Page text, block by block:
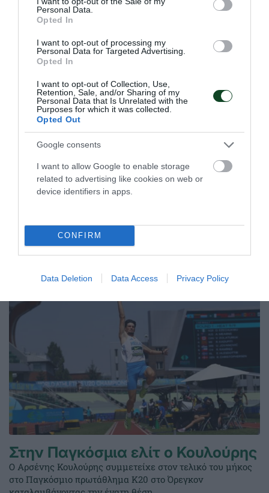
Personal Data.
Opted In
I want to opt-out of processing my
Personal Data for Targeted Advertising.
Opted In
I want to opt-out of Collection, Use,
Retention, Sale, and/or Sharing of my
Personal Data that Is Unrelated with the
Purposes for which it was collected.
Opted Out
Google consents
I want to allow Google to enable storage
related to advertising like cookies on web or
device identifiers in apps.
CONFIRM
Data Deletion Data Access Privacy Policy
Με Θέμελη η Εθνική Ομάδα
Τοξοβολίας για τους
Μεσογειακούς αγώνες
Ο Παναγιώτης Θέμελης του Παναθηναϊκού είναι στην
αποστολή της Εθνικής Ομάδας Τοξοβολίας για τους
Μεσογειακούς αγώνες.
ΤΕΛΕΥΤΑΙΑ ΝΕΑ
Στην Παγκόσμια ελίτ ο Κουλούρης
Ο Αρσένης Κουλούρης συμμετείχε στον τελικό του μήκος
στο Παγκόσμιο πρωτάθλημα Κ20 στο Όρεγκον